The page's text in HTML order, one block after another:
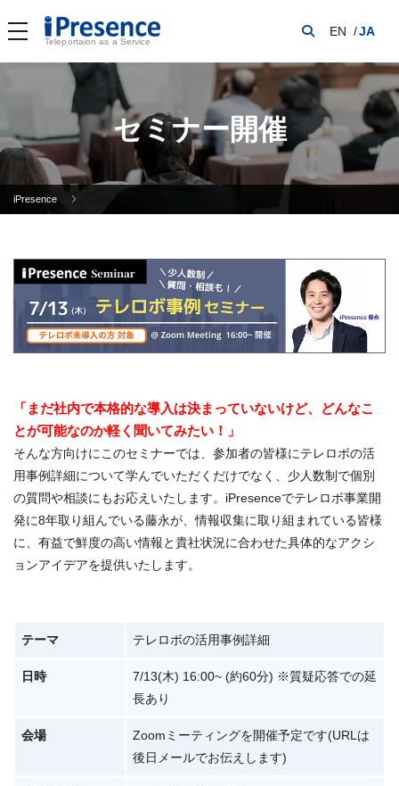
Teleportaion as a Service
EN JA
セミナー開催
iPresence
「まだ社内で本格的な導入は決まっていないけど、どんなこ
とが可能なのか軽く聞いてみたい！」
そんな方向けにこのセミナーでは、参加者の皆様にテレロボの活
用事例詳細について学んでいただくだけでなく、少人数制で個別
の質問や相談にもお応えいたします。iPresenceでテレロボ事業開
発に8年取り組んでいる藤永が、情報収集に取り組まれている皆様
に、有益で鮮度の高い情報と貴社状況に合わせた具体的なアクシ
ョンアイデアを提供いたします。
テーマ テレロボの活用事例詳細
日時
7/13(木) 16:00~ (約60分) ※質疑応答での延
長あり
会場
Zoomミーティングを開催予定です(URLは
後日メールでお伝えします)